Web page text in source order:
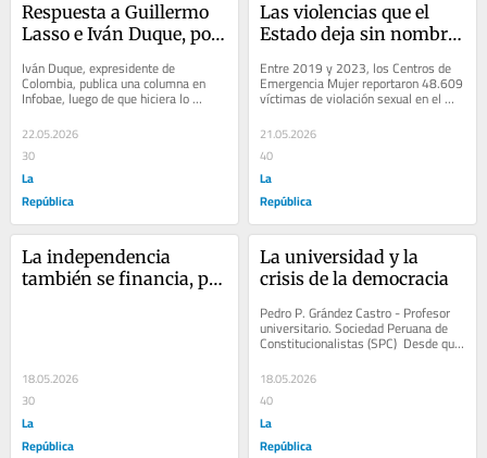
Respuesta a Guillermo
Lasso e Iván Duque, por
Iván Duque, expresidente de
Colombia, publica una columna en
Infobae, luego de que hiciera lo
propio, siete días antes, Guillermo
Lasso, banquero y...
22.05.2026
30
La
República
Las violencias que el
Estado deja sin nombre,
Entre 2019 y 2023, los Centros de
Emergencia Mujer reportaron 48.609
víctimas de violación sexual en el
21.05.2026
40
La
República
La independencia
también se financia, por
18.05.2026
30
La
República
La universidad y la
crisis de la democracia
Pedro P. Grández Castro - Profesor
universitario. Sociedad Peruana de
Constitucionalistas (SPC)  Desde que
Seymour Martin Lipset formuló en
1959 su...
18.05.2026
40
La
República